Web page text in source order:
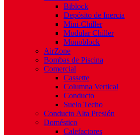
Biblock
Depósito de Inercia
Mini-Chiller
Modular Chiller
Monoblock
AirZone
Bombas de Piscina
Comercial
Cassette
Columna Vertical
Conducto
Suelo Techo
Conducto Alta Presión
Doméstico
Calefactores